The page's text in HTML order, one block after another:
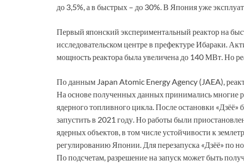
до 3,5%, а в быстрых – до 30%. В Япония уже
Первый японский экспериментальный реактор на
исследовательском центре в префектуре Ибараки.
мощность реактора была увеличена до 140 МВт. Но
По данным Japan Atomic Energy Agency (JAEA),
На основе полученных данных принимались многие
ядерного топливного цикла. После остановки
запустить в 2021 году. Но работы были
ядерных объектов, в том числе устойчивости к
регулированию Японии. Для перезапуска «Дзёё» по
По подсчетам, разрешение на запуск может быть